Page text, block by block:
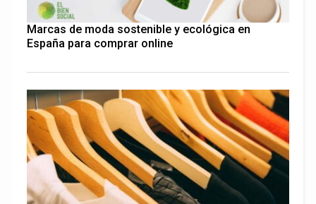
Marcas de moda sostenible y ecológica en
España para comprar online